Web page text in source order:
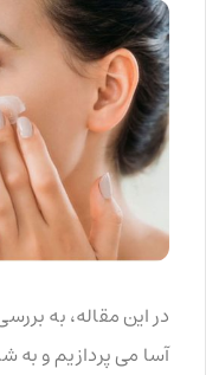
در این مقاله، به
آسا می پردازیم و به